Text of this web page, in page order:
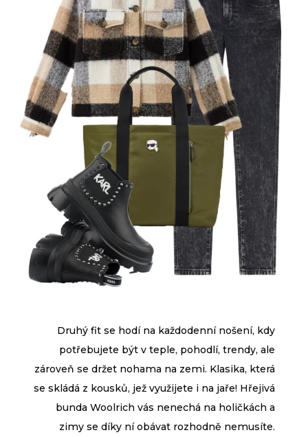
Druhý fit se hodí na každodenní nošení, kdy
potřebujete být v teple, pohodlí, trendy, ale
zároveň se držet nohama na zemi. Klasika, která
se skládá z kousků, jež využijete i na jaře! Hřejivá
bunda Woolrich vás nenechá na holičkách a
zimy se díky ní obávat rozhodně nemusíte.